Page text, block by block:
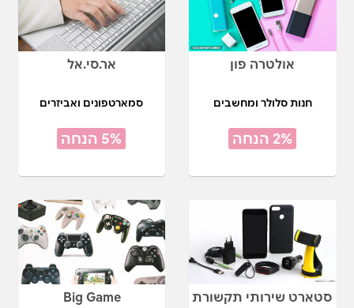
אולטרה פון
חנות סלולר ומחשבים
2% הנחה
אר.סי.אל
סמארטפונים ואביזרים
5% הנחה
סטארט שירותי תקשורת Big Game